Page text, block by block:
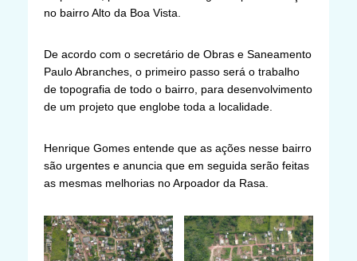
no bairro Alto da Boa Vista.
De acordo com o secretário de Obras e Saneamento
Paulo Abranches, o primeiro passo será o trabalho
de topografia de todo o bairro, para desenvolvimento
de um projeto que englobe toda a localidade.
Henrique Gomes entende que as ações nesse bairro
são urgentes e anuncia que em seguida serão feitas
as mesmas melhorias no Arpoador da Rasa.